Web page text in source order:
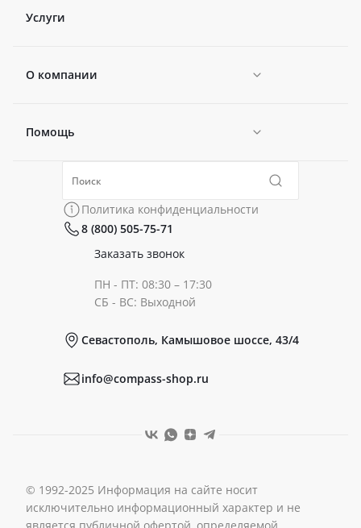
Услуги
О компании
Новости
Политика конфиденциальности
Помощь
Коллекции
Политика конфиденциальности
8 (800) 505-75-71
Заказать звонок
ПН - ПТ: 08:30 – 17:30
СБ - ВС: Выходной
Севастополь, Камышовое шоссе, 43/4
info@compass-shop.ru
© 1992-2025 Информация на сайте носит
исключительно информационный характер и не